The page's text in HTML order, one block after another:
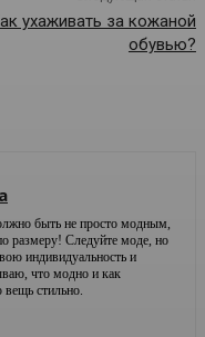
ухаживать за кожаной
обувью?
быть не просто модным,
размеру! Следуйте моде, но
индивидуальность и
что модно и как
стильно.